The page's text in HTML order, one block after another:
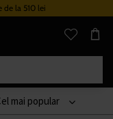
de la 510 lei
mai popular